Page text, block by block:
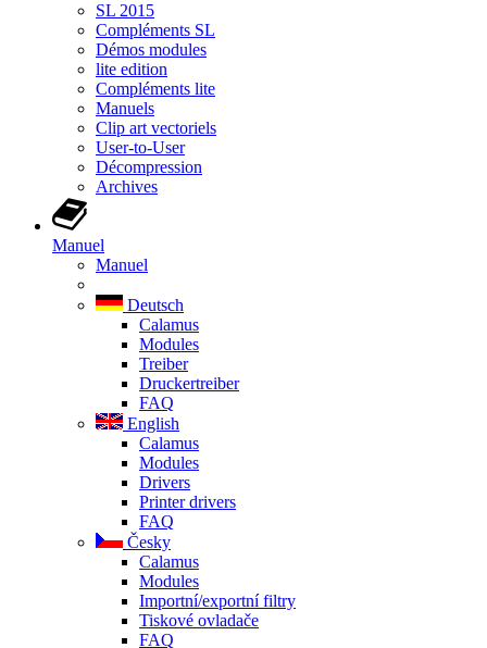
SL 2015
Compléments SL
Démos modules
lite edition
Compléments lite
Manuels
Clip art vectoriels
User-to-User
Décompression
Archives
Manuel
Manuel
Deutsch
Calamus
Modules
Treiber
Druckertreiber
FAQ
English
Calamus
Modules
Drivers
Printer drivers
FAQ
Česky
Calamus
Modules
Importní/exportní filtry
Tiskové ovladače
FAQ